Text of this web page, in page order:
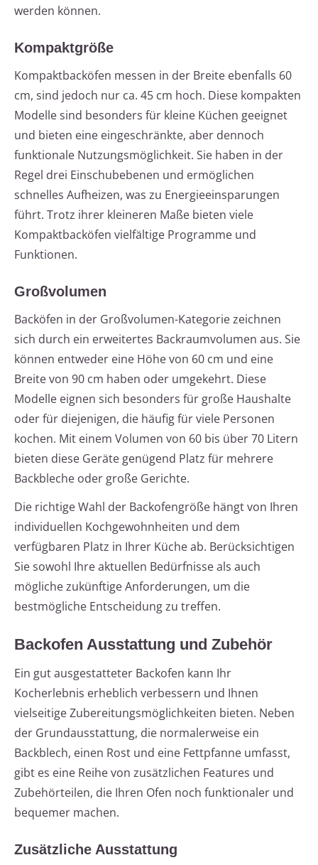
werden können.
Kompaktgröße
Kompaktbacköfen messen in der Breite ebenfalls 60
cm, sind jedoch nur ca. 45 cm hoch. Diese kompakten
Modelle sind besonders für kleine Küchen geeignet
und bieten eine eingeschränkte, aber dennoch
funktionale Nutzungsmöglichkeit. Sie haben in der
Regel drei Einschubebenen und ermöglichen
schnelles Aufheizen, was zu Energieeinsparungen
führt. Trotz ihrer kleineren Maße bieten viele
Kompaktbacköfen vielfältige Programme und
Funktionen.
Großvolumen
Backöfen in der Großvolumen-Kategorie zeichnen
sich durch ein erweitertes Backraumvolumen aus. Sie
können entweder eine Höhe von 60 cm und eine
Breite von 90 cm haben oder umgekehrt. Diese
Modelle eignen sich besonders für große Haushalte
oder für diejenigen, die häufig für viele Personen
kochen. Mit einem Volumen von 60 bis über 70 Litern
bieten diese Geräte genügend Platz für mehrere
Backbleche oder große Gerichte.
Die richtige Wahl der Backofengröße hängt von Ihren
individuellen Kochgewohnheiten und dem
verfügbaren Platz in Ihrer Küche ab. Berücksichtigen
Sie sowohl Ihre aktuellen Bedürfnisse als auch
mögliche zukünftige Anforderungen, um die
bestmögliche Entscheidung zu treffen.
Backofen Ausstattung und Zubehör
Ein gut ausgestatteter Backofen kann Ihr
Kocherlebnis erheblich verbessern und Ihnen
vielseitige Zubereitungsmöglichkeiten bieten. Neben
der Grundausstattung, die normalerweise ein
Backblech, einen Rost und eine Fettpfanne umfasst,
gibt es eine Reihe von zusätzlichen Features und
Zubehörteilen, die Ihren Ofen noch funktionaler und
bequemer machen.
Zusätzliche Ausstattung